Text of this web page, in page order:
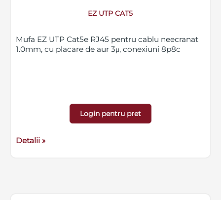
EZ UTP CAT5
Mufa EZ UTP Cat5e RJ45 pentru cablu neecranat
1.0mm, cu placare de aur 3μ, conexiuni 8p8c
Login pentru pret
Detalii »